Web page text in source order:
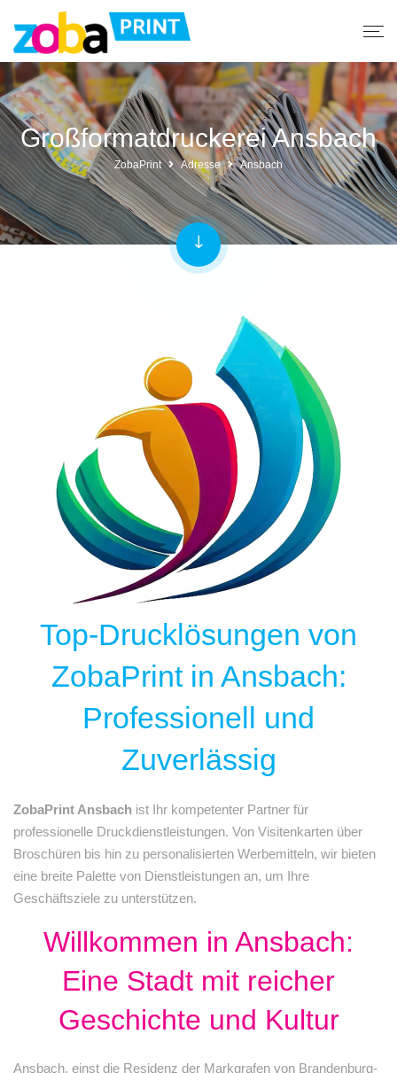
Großformatdruckerei Ansbach
ZobaPrint Adresse Ansbach
Top-Drucklösungen von
ZobaPrint in Ansbach:
Professionell und
Zuverlässig
ZobaPrint Ansbach ist Ihr kompetenter Partner für
professionelle Druckdienstleistungen. Von Visitenkarten über
Broschüren bis hin zu personalisierten Werbemitteln, wir bieten
eine breite Palette von Dienstleistungen an, um Ihre
Geschäftsziele zu unterstützen.
Willkommen in Ansbach:
Eine Stadt mit reicher
Geschichte und Kultur
Ansbach, einst die Residenz der Markgrafen von Brandenburg-